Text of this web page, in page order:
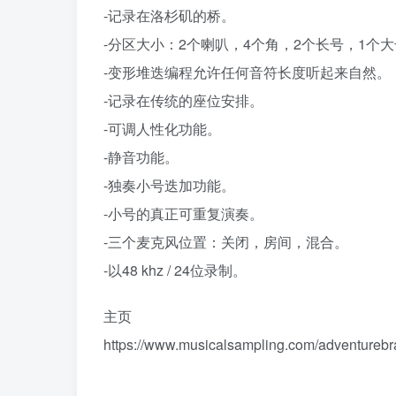
-记录在洛杉矶的桥。
-分区大小：2个喇叭，4个角，2个长号，1个大
-变形堆迭编程允许任何音符长度听起来自然。
-记录在传统的座位安排。
-可调人性化功能。
-静音功能。
-独奏小号迭加功能。
-小号的真正可重复演奏。
-三个麦克风位置：关闭，房间，混合。
-以48 khz / 24位录制。
主页
https://www.musicalsampling.com/